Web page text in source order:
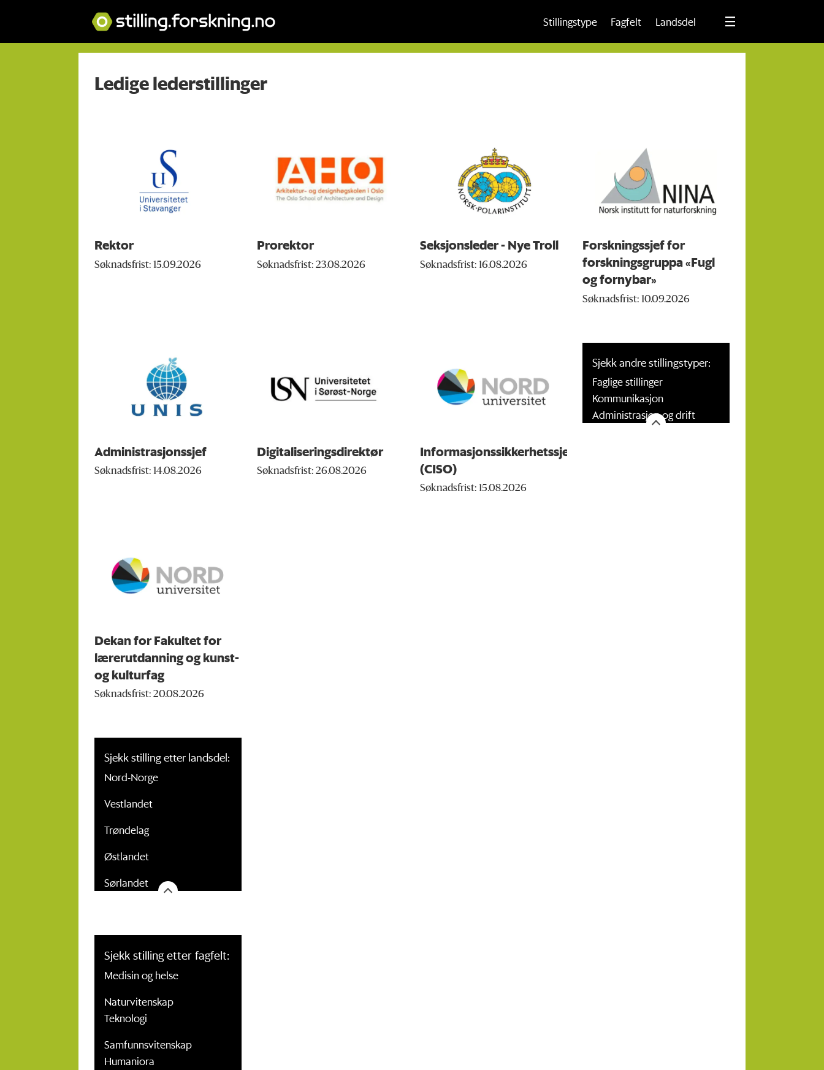
Stillingstype Fagfelt Landsdel
Stillinger-Ledige lederstillinger
Rektor
Søknadsfrist: 15.09.2026
Prorektor
Søknadsfrist: 23.08.2026
Seksjonsleder - Nye Troll
Søknadsfrist: 16.08.2026
Forskningssjef for
forskningsgruppa «Fugl
og fornybar»
Søknadsfrist: 10.09.2026
Administrasjonssjef
Søknadsfrist: 14.08.2026
Digitaliseringsdirektør
Søknadsfrist: 26.08.2026
Informasjonssikkerhetssjef
(CISO)
Søknadsfrist: 15.08.2026
Sjekk andre stillingstyper:
Faglige stillinger
Kommunikasjon
Administrasjon og drift
Dekan for Fakultet for
lærerutdanning og kunst-
og kulturfag
Søknadsfrist: 20.08.2026
Sjekk stilling etter landsdel:
Nord-Norge
Vestlandet
Trøndelag
Østlandet
Sørlandet
Sjekk stilling etter fagfelt:
Medisin og helse
Naturvitenskap
Teknologi
Samfunnsvitenskap
Humaniora